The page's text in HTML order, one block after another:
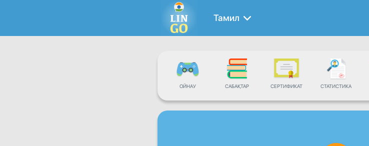
Тамил
ОЙНАУ САБАҚТАР СЕРТИФИКАТ СТАТИСТИКА